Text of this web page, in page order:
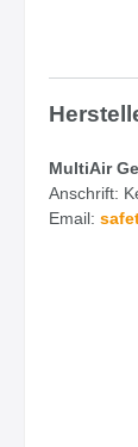
MultiAir
Anschrift:
Email: